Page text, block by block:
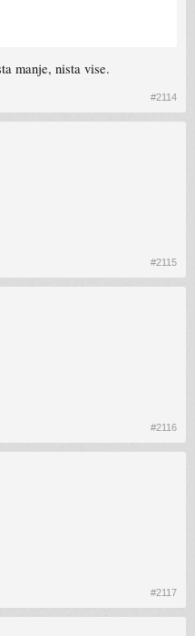
manje, nista vise.
#2114
#2115
#2116
#2117